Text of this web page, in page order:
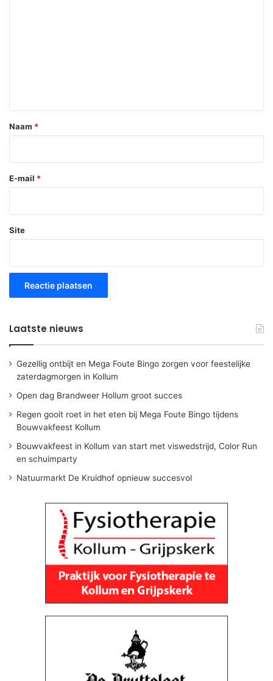
*
Naam *
E-mail *
Site
Laatste nieuws
Gezellig ontbijt en Mega Foute Bingo zorgen voor feestelijke
zaterdagmorgen in Kollum
Open dag Brandweer Hollum groot succes
Regen gooit roet in het eten bij Mega Foute Bingo tijdens
Bouwvakfeest Kollum
Bouwvakfeest in Kollum van start met viswedstrijd, Color Run
en schuimparty
Natuurmarkt De Kruidhof opnieuw succesvol